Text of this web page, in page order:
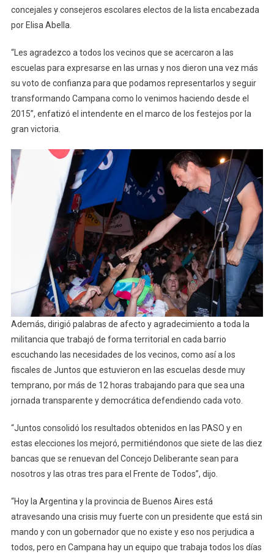
concejales y consejeros escolares electos de la lista encabezada
por Elisa Abella.
“Les agradezco a todos los vecinos que se acercaron a las
escuelas para expresarse en las urnas y nos dieron una vez más
su voto de confianza para que podamos representarlos y seguir
transformando Campana como lo venimos haciendo desde el
2015”, enfatizó el intendente en el marco de los festejos por la
gran victoria.
Además, dirigió palabras de afecto y agradecimiento a toda la
militancia que trabajó de forma territorial en cada barrio
escuchando las necesidades de los vecinos, como así a los
fiscales de Juntos que estuvieron en las escuelas desde muy
temprano, por más de 12 horas trabajando para que sea una
jornada transparente y democrática defendiendo cada voto.
“Juntos consolidó los resultados obtenidos en las PASO y en
estas elecciones los mejoró, permitiéndonos que siete de las diez
bancas que se renuevan del Concejo Deliberante sean para
nosotros y las otras tres para el Frente de Todos”, dijo.
“Hoy la Argentina y la provincia de Buenos Aires está
atravesando una crisis muy fuerte con un presidente que está sin
mando y con un gobernador que no existe y eso nos perjudica a
todos, pero en Campana hay un equipo que trabaja todos los días